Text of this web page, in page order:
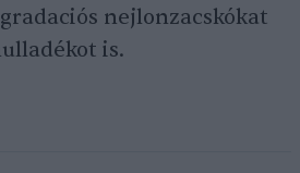
nejlonzacskókat
is.